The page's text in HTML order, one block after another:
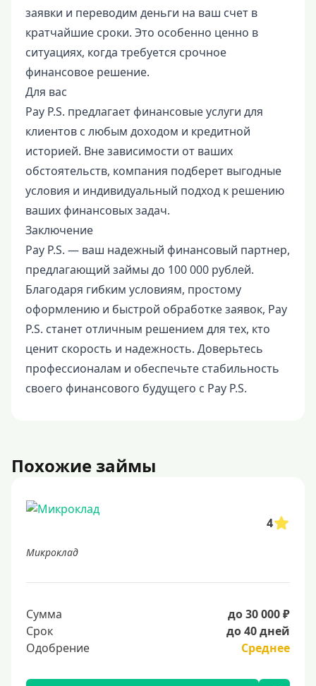
заявки и переводим деньги на ваш счет в
кратчайшие сроки. Это особенно ценно в
ситуациях, когда требуется срочное
финансовое решение.
Для вас
Pay P.S. предлагает финансовые услуги для
клиентов с любым доходом и кредитной
историей. Вне зависимости от ваших
обстоятельств, компания подберет выгодные
условия и индивидуальный подход к решению
ваших финансовых задач.
Заключение
Pay P.S. — ваш надежный финансовый партнер,
предлагающий займы до 100 000 рублей.
Благодаря гибким условиям, простому
оформлению и быстрой обработке заявок, Pay
P.S. станет отличным решением для тех, кто
ценит скорость и надежность. Доверьтесь
профессионалам и обеспечьте стабильность
своего финансового будущего с Pay P.S.
Похожие займы
4
Микроклад
Сумма
до 30 000 ₽
Срок
до 40 дней
Одобрение
Среднее